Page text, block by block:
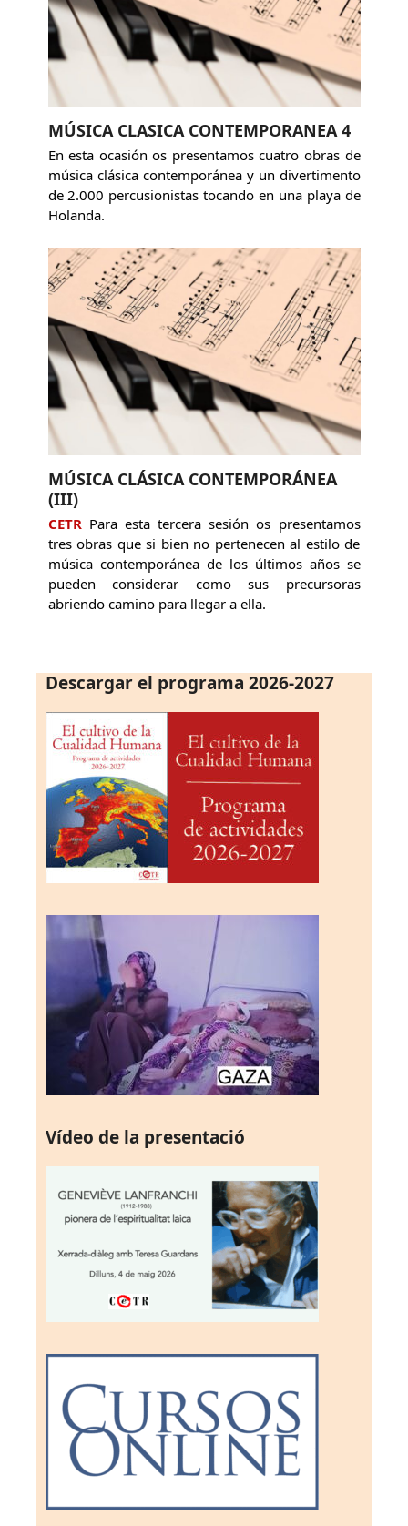
MÚSICA CLASICA CONTEMPORANEA 4
En esta ocasión os presentamos cuatro obras de
música clásica contemporánea y un divertimento
de 2.000 percusionistas tocando en una playa de
Holanda.
MÚSICA CLÁSICA CONTEMPORÁNEA
(III)
CETRPara esta tercera sesión os presentamos
tres obras que si bien no pertenecen al estilo de
música contemporánea de los últimos años se
pueden considerar como sus precursoras
abriendo camino para llegar a ella.
Descargar el programa 2026-2027
Vídeo de la presentació